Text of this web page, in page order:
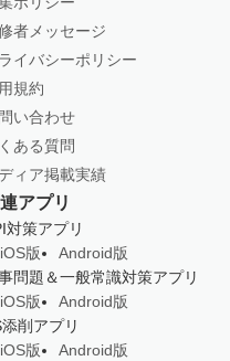
者メッセージ
イバシーポリシー
規約
い合わせ
ある質問
ィア掲載実績
アプリ
対策アプリ
iOS版
Android版
問題＆一般常識対策アプリ
iOS版
Android版
添削アプリ
iOS版
Android版